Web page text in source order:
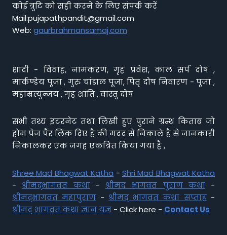
कोई त्रुटि को सही करने के लिए संपर्क करें
Mail:pujapathpandit@gmail.com
Web: gaurbrahmansamaj.com
शादी - विवाह, नामकरण, गृह प्रवेश, काल सर्प दोष ,
मार्कण्डेय पूजा , गुरु चांडाल पूजा, पितृ दोष निवारण - पूजा ,
महाम्रत्युन्जय , गृह शांति , वास्तु दोष
सभी तथ्य इंटरनेट तथा लिखी हुए पुराने ग्रन्थ किताब जो
होम पेज पैर लिंक दिए है की मदद से निकाले है से जानकारी
निकालकर एक जगह एकत्रित किया गया है ,
Shree Mad Bhagwat Katha - Shri Mad Bhagwat Katha
- श्रीमद्भागवत कथा- श्रीमद भागवत पुराण कथा-
श्रीमद्भागवत महापुराण - श्रीमद् भागवत कथा सप्ताह-
श्रीमद् भागवत कथा ज्ञान यज्ञ - Click here - Contact Us